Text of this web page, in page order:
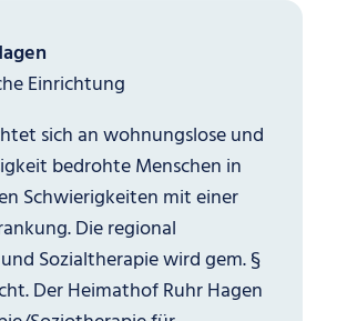
Einrichtung
sich an wohnungslose und
bedrohte Menschen in
Schwierigkeiten mit einer
Die regional
Sozialtherapie wird gem. §
Der Heimathof Ruhr Hagen